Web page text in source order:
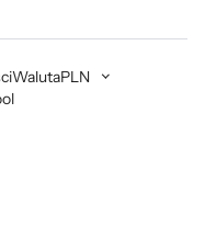
WalutaPLN